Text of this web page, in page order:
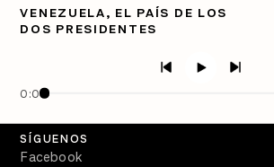
VENEZUELA, EL PAÍS DE LOS
DOS PRESIDENTES
0:00
PÓDCASTS
Crecer en Distopía
SÍGUENOS
Facebook